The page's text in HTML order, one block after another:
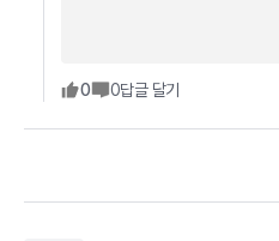
0 0답글 달기